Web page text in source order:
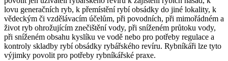
lovu generačních ryb, k přemístění rybí obsádky do jiné lokality, k
vědeckým či vzdělávacím účelům, při povodních, při mimořádném a
život ryb ohrožujícím znečištění vody, při sníženém průtoku vody,
při sníženém obsahu kyslíku ve vodě nebo pro potřeby regulace a
kontroly skladby rybí obsádky rybářského revíru. Rybníkáři lze tyto
výjimky povolit pro potřeby rybníkářské praxe.